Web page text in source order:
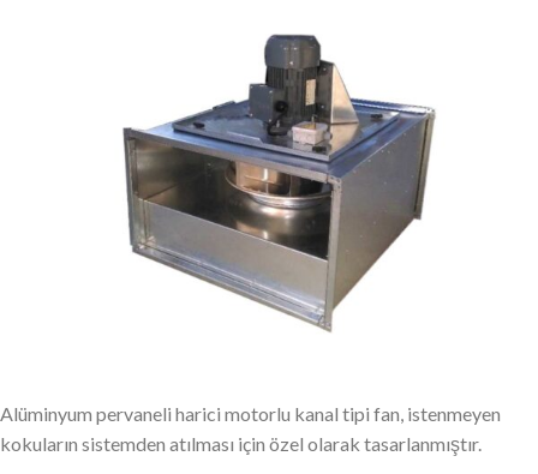
Alüminyum pervaneli harici motorlu kanal tipi fan, istenmeyen
kokuların sistemden atılması için özel olarak tasarlanmıştır.